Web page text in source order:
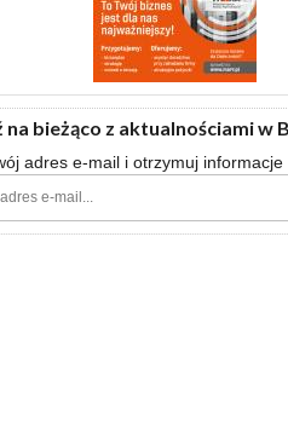
na bieżąco z aktualnościami w
adres e-mail i otrzymuj